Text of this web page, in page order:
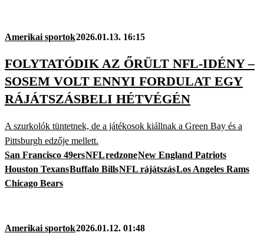
Amerikai sportok2026.01.13. 16:15
FOLYTATÓDIK AZ ŐRÜLT NFL-IDÉNY –
SOSEM VOLT ENNYI FORDULAT EGY
RÁJÁTSZÁSBELI HÉTVÉGÉN
A szurkolók tüntetnek, de a játékosok kiállnak a Green Bay és a
Pittsburgh edzője mellett.
San Francisco 49ersNFLredzoneNew England Patriots
Houston TexansBuffalo BillsNFL rájátszásLos Angeles Rams
Chicago Bears
Amerikai sportok2026.01.12. 01:48